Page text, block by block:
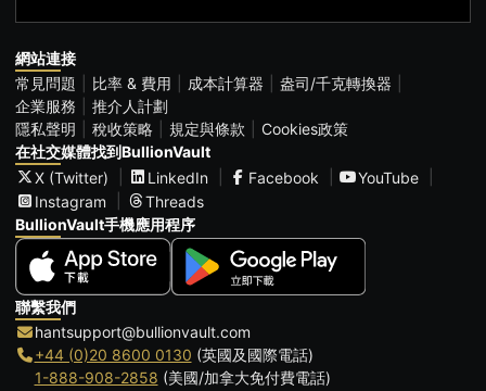
網站連接
常見問題
比率 & 費用 成本計算器
盎司/千克轉換器
企業服務
推介人計劃
隱私聲明
稅收策略 規定與條款
Cookies政策
在社交媒體找到BullionVault
X (Twitter)
LinkedIn Facebook
YouTube
Instagram
Threads
BullionVault手機應用程序
聯繫我們
hantsupport@bullionvault.com
+44 (0)20 8600 0130 (英國及國際電話)
1-888-908-2858 (美國/加拿大免付費電話)